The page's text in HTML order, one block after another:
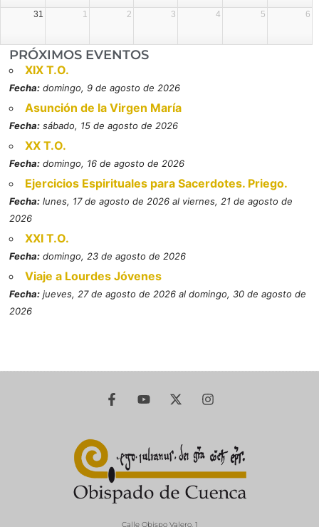
31 1 2 3 4 5 6
PRÓXIMOS EVENTOS
XIX T.O.
Fecha: domingo, 9 de agosto de 2026
Asunción de la Virgen María
Fecha: sábado, 15 de agosto de 2026
XX T.O.
Fecha: domingo, 16 de agosto de 2026
Ejercicios Espirituales para Sacerdotes. Priego.
Fecha: lunes, 17 de agosto de 2026 al viernes, 21 de agosto de
2026
XXI T.O.
Fecha: domingo, 23 de agosto de 2026
Viaje a Lourdes Jóvenes
Fecha: jueves, 27 de agosto de 2026 al domingo, 30 de agosto de
2026
Calle Obispo Valero, 1